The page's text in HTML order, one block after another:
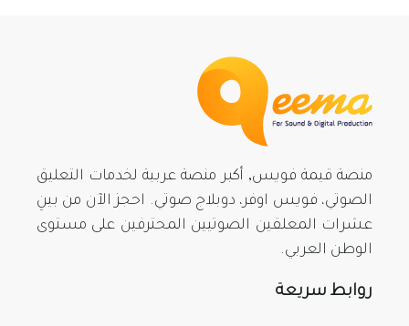
منصة قيمة فويس, أكبر منصة عربية لخدمات التعليق
الصوتي، فويس اوفر، دوبلاج صوتي. احجز الآن من بينِ
عشرات المعلقين الصوتيين المحترفين على مستوى
الوطن العربي.
روابط سريعة